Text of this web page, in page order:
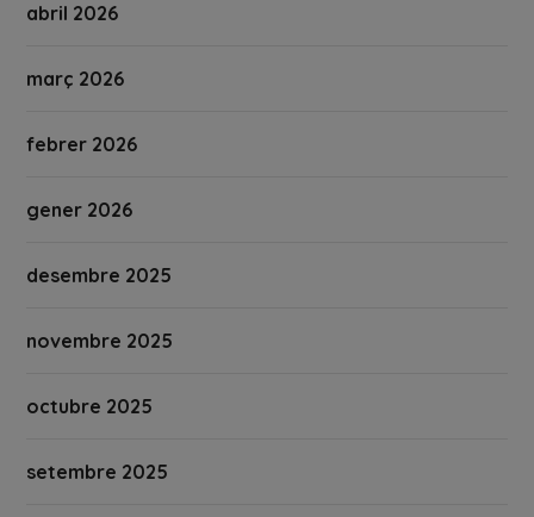
abril 2026
març 2026
febrer 2026
gener 2026
desembre 2025
novembre 2025
octubre 2025
setembre 2025